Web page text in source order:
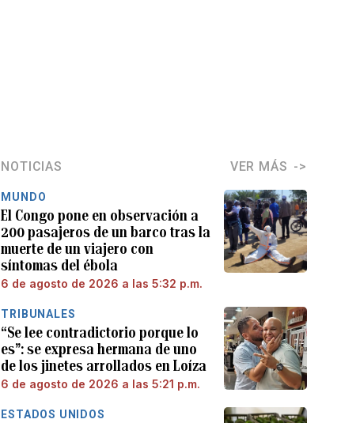
NOTICIAS VER MÁS
MUNDO
El Congo pone en observación a
200 pasajeros de un barco tras la
muerte de un viajero con
síntomas del ébola
6 de agosto de 2026 a las 5:32 p.m.
TRIBUNALES
“Se lee contradictorio porque lo
es”: se expresa hermana de uno
de los jinetes arrollados en Loíza
6 de agosto de 2026 a las 5:21 p.m.
ESTADOS UNIDOS